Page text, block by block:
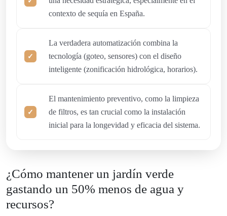
contexto de sequía en España.
La verdadera automatización combina la
tecnología (goteo, sensores) con el diseño
inteligente (zonificación hidrológica, horarios).
El mantenimiento preventivo, como la limpieza
de filtros, es tan crucial como la instalación
inicial para la longevidad y eficacia del sistema.
¿Cómo mantener un jardín verde
gastando un 50% menos de agua y
recursos?